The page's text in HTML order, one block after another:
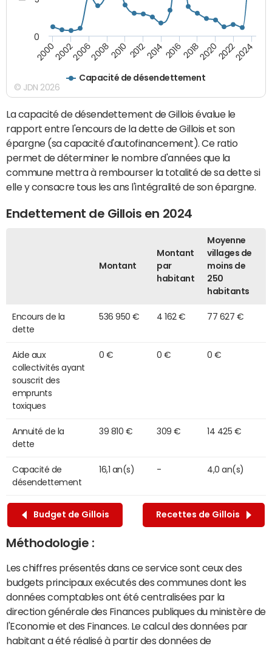
Capacité de désendettement
20002002200620082010 2012201420162018202020222024
0
© JDN 2026
La capacité de désendettement de Gillois évalue le
rapport entre l'encours de la dette de Gillois et son
épargne (sa capacité d'autofinancement). Ce ratio
permet de déterminer le nombre d'années que la
commune mettra à rembourser la totalité de sa dette si
elle y consacre tous les ans l'intégralité de son épargne.
Endettement de Gillois en 2024
Montant
Montant
par
habitant
Moyenne
villages de
moins de
250
habitants
Encours de la
dette
536 950 € 4 162 € 77 627 €
Aide aux
collectivités ayant
souscrit des
emprunts
toxiques
0 € 0 € 0 €
Annuité de la
dette
39 810 € 309 € 14 425 €
Capacité de
désendettement
16,1 an(s) - 4,0 an(s)
Budget de Gillois Recettes de Gillois
Méthodologie :
Les chiffres présentés dans ce service sont ceux des
budgets principaux exécutés des communes dont les
données comptables ont été centralisées par la
direction générale des Finances publiques du ministère de
l'Economie et des Finances. Le calcul des données par
habitant a été réalisé à partir des données de